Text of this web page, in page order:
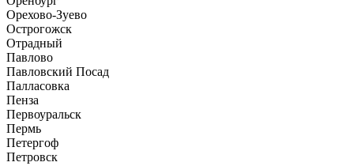
Орехово-Зуево
Острогожск
Отрадный
Павлово
Павловский Посад
Палласовка
Пенза
Первоуральск
Пермь
Петергоф
Петровск